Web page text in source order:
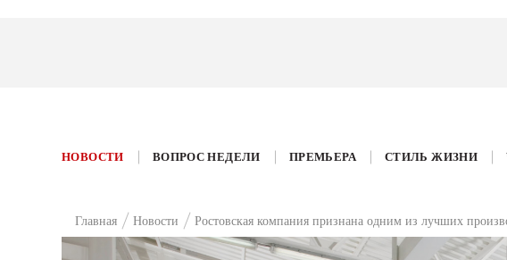
НОВОСТИ ВОПРОС НЕДЕЛИ ПРЕМЬЕРА СТИЛЬ ЖИЗНИ
Главная Новости Ростовская компания признана одним из лучших